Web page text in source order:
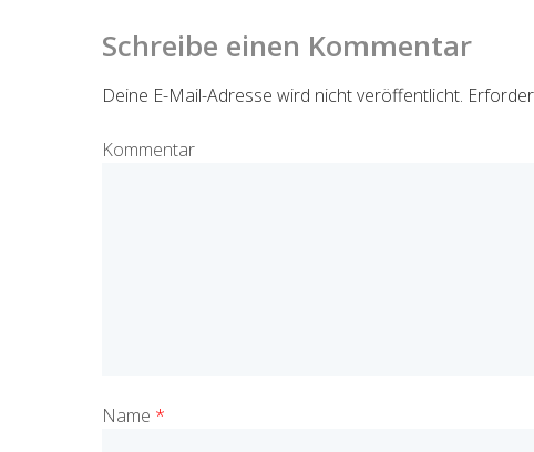
Schreibe einen Kommentar
Deine E-Mail-Adresse wird nicht veröffentlicht.
Kommentar
Name *